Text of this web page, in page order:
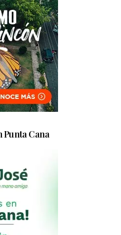
Punta Cana